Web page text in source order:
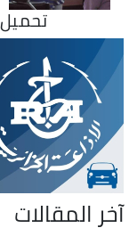
تحميل
آخر المقالات